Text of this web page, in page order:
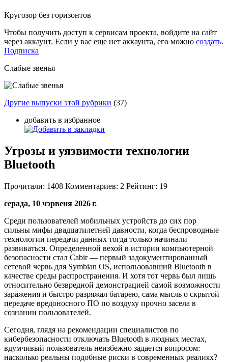
Кругозор без горизонтов
Чтобы получить доступ к сервисам проекта, войдите на сайт
через аккаунт. Если у вас еще нет аккаунта, его можно создать.
Подписка
Слабые звенья
Другие выпуски этой рубрики (37)
добавить в избранное
Угрозы и уязвимости технологии
Bluetooth
Прочитали: 1408 Комментариев: 2 Рейтинг: 19
серада, 10 чэрвеня 2026 г.
Среди пользователей мобильных устройств до сих пор
сильны мифы двадцатилетней давности, когда беспроводные
технологии передачи данных тогда только начинали
развиваться. Определенной вехой в истории компьютерной
безопасности стал Cabir — первый задокументированный
сетевой червь для Symbian OS, использовавший Bluetooth в
качестве среды распространения. И хотя тот червь был лишь
относительно безвредной демонстрацией самой возможности
заражения и быстро разряжал батарею, сама мысль о скрытой
передаче вредоносного ПО по воздуху прочно засела в
сознании пользователей.
Сегодня, глядя на рекомендации специалистов по
кибербезопасности отключать Bluetooth в людных местах,
вдумчивый пользователь неизбежно задается вопросом:
насколько реальны подобные риски в современных реалиях?